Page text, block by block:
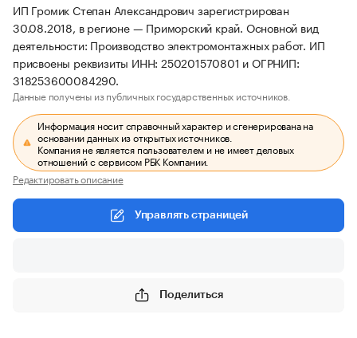
ИП Громик Степан Александрович зарегистрирован
30.08.2018, в регионе — Приморский край. Основной вид
деятельности: Производство электромонтажных работ. ИП
присвоены реквизиты ИНН: 250201570801 и ОГРНИП:
318253600084290.
Данные получены из публичных государственных источников.
Информация носит справочный характер и сгенерирована на
основании данных из открытых источников.
Компания не является пользователем и не имеет деловых
отношений с сервисом РБК Компании.
Редактировать описание
Управлять страницей
Поделиться